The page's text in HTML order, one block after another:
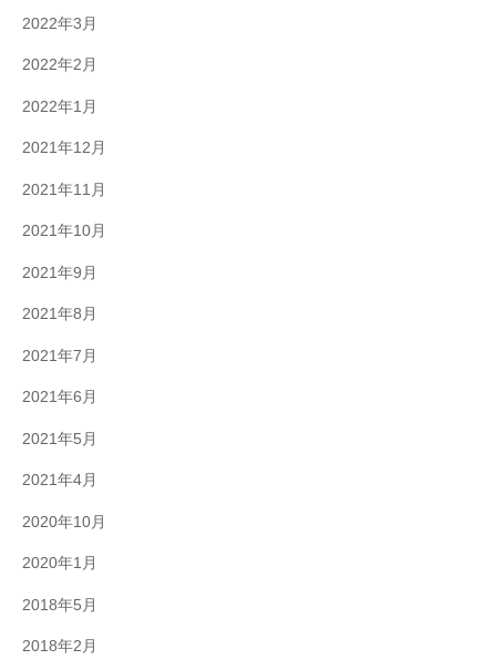
2022年3月
2022年2月
2022年1月
2021年12月
2021年11月
2021年10月
2021年9月
2021年8月
2021年7月
2021年6月
2021年5月
2021年4月
2020年10月
2020年1月
2018年5月
2018年2月